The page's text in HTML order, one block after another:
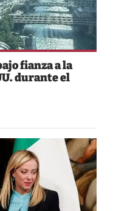
fianza a la
durante el